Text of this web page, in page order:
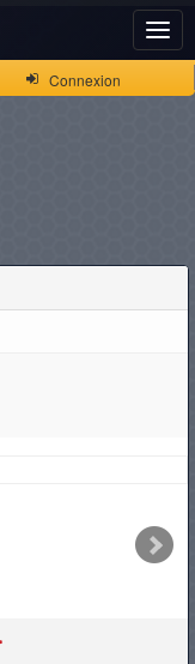
Connexion